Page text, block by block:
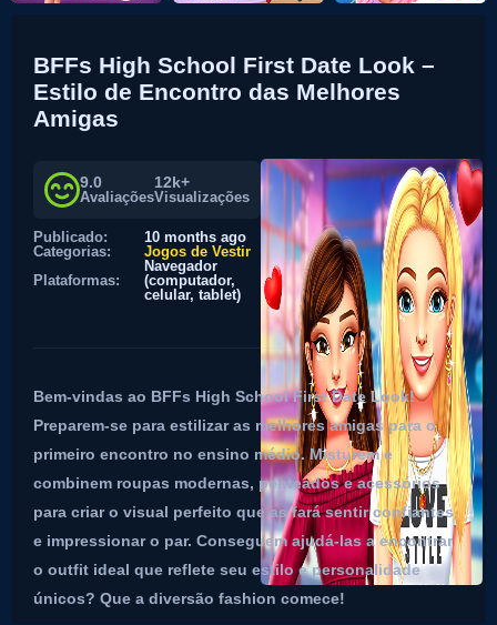
BFFs High School First Date Look –
Estilo de Encontro das Melhores
Amigas
9.0
Avaliações
12k+
Visualizações
Publicado:
10 months ago
Categorias:
Jogos de Vestir
Plataformas:
Navegador
(computador,
celular, tablet)
Bem-vindas ao BFFs High School First Date Look!
Preparem-se para estilizar as melhores amigas para o
primeiro encontro no ensino médio. Misturem e
combinem roupas modernas, penteados e acessórios
para criar o visual perfeito que as fará sentir confiantes
e impressionar o par. Conseguem ajudá-las a encontrar
o outfit ideal que reflete seu estilo e personalidade
únicos? Que a diversão fashion comece!